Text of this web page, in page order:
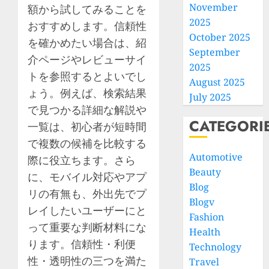
額から試してみることを
おすすめします。信頼性
を確かめたい場合は、紹
介ページやレビューサイ
トを参照するとよいでし
ょう。例えば、検索結果
で見つかる詳細な解説や
一覧は、初心者が短時間
で複数の候補を比較する
際に役立ちます。さら
に、モバイル対応やアプ
リの有無も、外出先でプ
レイしたいユーザーにと
って重要な判断材料にな
ります。信頼性・利便
性・透明性の三つを満た
November
2025
October 2025
September
2025
August 2025
July 2025
Automotive
Beauty
Blog
Blogv
Fashion
Health
Technology
Travel